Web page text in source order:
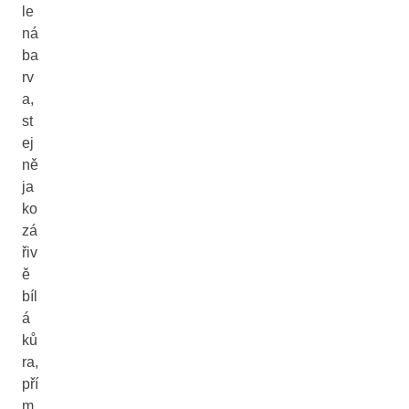
le
ná
ba
rv
a,
st
ej
ně
ja
ko
zá
řiv
ě
bíl
á
ků
ra,
pří
m